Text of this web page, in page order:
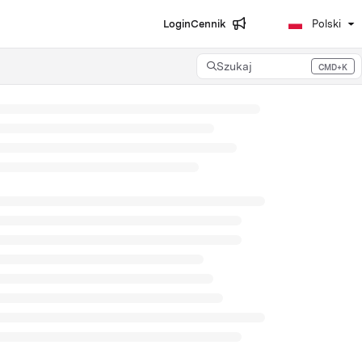
LoginCennik Polski
Szukaj CMD+K
Press CMD+K to open search